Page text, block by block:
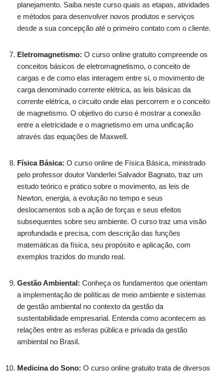
planejamento. Saiba neste curso quais as etapas, atividades
e métodos para desenvolver novos produtos e serviços
desde a sua concepção até o primeiro contato com o cliente.
Eletromagnetismo: O curso online gratuito compreende os
conceitos básicos de eletromagnetismo, o conceito de
cargas e de como elas interagem entre si, o movimento de
carga denominado corrente elétrica, as leis básicas da
corrente elétrica, o circuito onde elas percorrem e o conceito
de magnetismo. O objetivo do curso é mostrar a conexão
entre a eletricidade e o magnetismo em uma unificação
através das equações de Maxwell.
Física Básica: O curso online de Física Básica, ministrado
pelo professor doutor Vanderlei Salvador Bagnato, traz um
estudo teórico e prático sobre o movimento, as leis de
Newton, energia, a evolução no tempo e seus
deslocamentos sob a ação de forças e seus efeitos
subsequentes sobre seu ambiente. O curso traz uma visão
aprofundada e precisa, com descrição das funções
matemáticas da física, seu propósito e aplicação, com
exemplos trazidos do mundo real.
Gestão Ambiental: Conheça os fundamentos que orientam
a implementação de políticas de meio ambiente e sistemas
de gestão ambiental no contexto da gestão da
sustentabilidade empresarial. Entenda como acontecem as
relações entre as esferas pública e privada da gestão
ambiental no Brasil.
Medicina do Sono: O curso online gratuito trata de diversos